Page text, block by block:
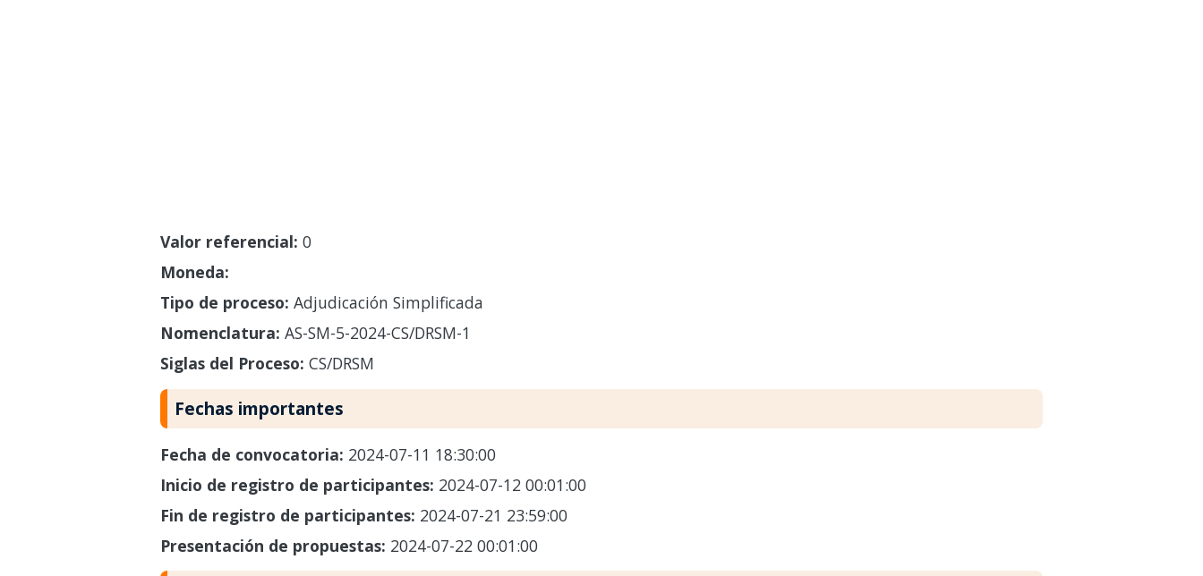
Valor referencial: 0
Moneda:
Tipo de proceso: Adjudicación Simplificada
Nomenclatura: AS-SM-5-2024-CS/DRSM-1
Siglas del Proceso: CS/DRSM
Fechas importantes
Fecha de convocatoria: 2024-07-11 18:30:00
Inicio de registro de participantes: 2024-07-12 00:01:00
Fin de registro de participantes: 2024-07-21 23:59:00
Presentación de propuestas: 2024-07-22 00:01:00